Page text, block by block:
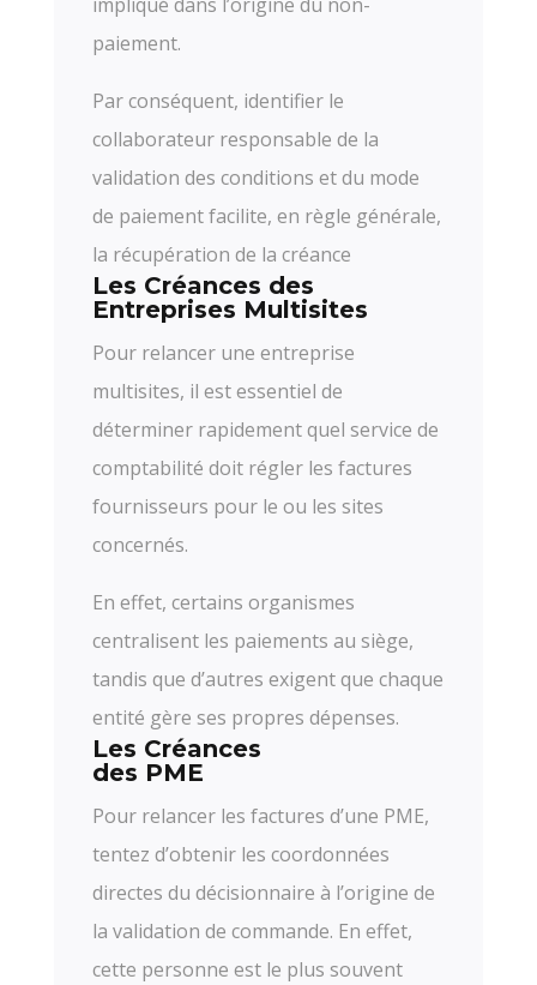
paiement.
Par conséquent, identifier le
collaborateur responsable de la
validation des conditions et du mode
de paiement facilite, en règle générale,
la récupération de la créance
Les Créances des
Entreprises Multisites
Pour relancer une entreprise
multisites, il est essentiel de
déterminer rapidement quel service de
comptabilité doit régler les factures
fournisseurs pour le ou les sites
concernés.
En effet, certains organismes
centralisent les paiements au siège,
tandis que d’autres exigent que chaque
entité gère ses propres dépenses.
Les Créances
des PME
Pour relancer les factures d’une PME,
tentez d’obtenir les coordonnées
directes du décisionnaire à l’origine de
la validation de commande. En effet,
cette personne est le plus souvent